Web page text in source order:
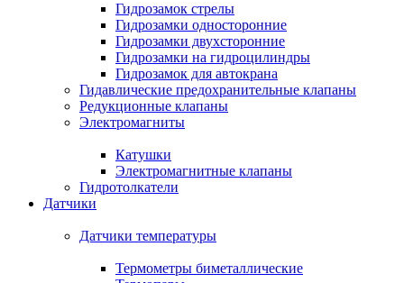
Гидрозамок стрелы
Гидрозамки односторонние
Гидрозамки двухсторонние
Гидрозамки на гидроцилиндры
Гидрозамок для автокрана
Гидавлические предохранительные клапаны
Редукционные клапаны
Электромагниты
Катушки
Электромагнитные клапаны
Гидротолкатели
Датчики
Датчики температуры
Термометры биметаллические